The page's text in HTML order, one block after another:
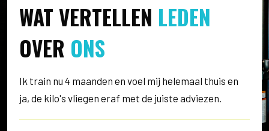
WAT VERTELLEN LEDEN
OVER ONS
Ik train nu 4 maanden en voel mij helemaal thuis en
ja, de kilo's vliegen eraf met de juiste adviezen.